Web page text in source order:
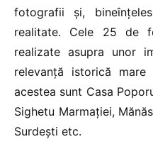
fotografii și,
realitate. Cele 25 de
realizate asupra unor
relevanță istorică
acestea sunt Casa
Sighetu Marmației,
Surdești etc.